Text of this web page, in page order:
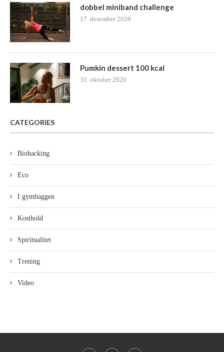
dobbel miniband challenge
17. desember 2020
Pumkin dessert 100 kcal
31. oktober 2020
CATEGORIES
Biohacking
Eco
I gymbaggen
Kosthold
Spiritualitet
Trening
Video